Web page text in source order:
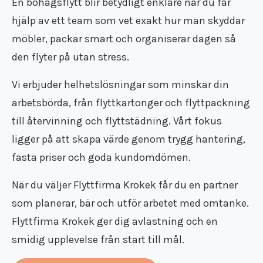
Kontakta oss idag för en snabb offert!
fasta priser så du alltid vet vad du får. En
trygg, effektiv och kostnadseffektiv lösning
när månaden är tight.
Boka din flyttstädning redan idag!
hjälp av ett team som vet exakt hur man skyddar
möbler, packar smart och organiserar dagen så
den flyter på utan stress.
Vi erbjuder helhetslösningar som minskar din
arbetsbörda, från flyttkartonger och flyttpackning
till återvinning och flyttstädning. Vårt fokus
ligger på att skapa värde genom trygg hantering,
fasta priser och goda kundomdömen.
När du väljer Flyttfirma Krokek får du en partner
som planerar, bär och utför arbetet med omtanke.
Flyttfirma Krokek ger dig avlastning och en
smidig upplevelse från start till mål.